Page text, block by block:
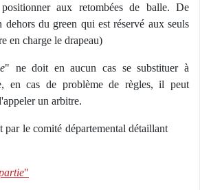
positionner aux retombées de balle. De
du green qui est réservé aux seuls
en charge le drapeau)
" ne doit en aucun cas se substituer à
en cas de problème de règles, il peut
un arbitre.
par le comité départemental détaillant
"